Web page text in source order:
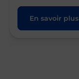
En savoir plus